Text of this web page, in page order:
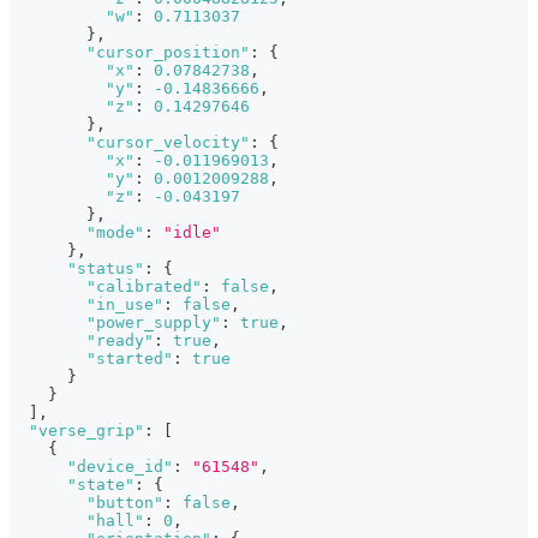
"w" :
0.7113037
} ,
"cursor_position" :
{
"x" : 0.07842738 ,
"y" : -0.14836666 ,
"z" :
0.14297646
} ,
"cursor_velocity" :
{
"x" : -0.011969013 ,
"y" : 0.0012009288 ,
"z" :
-0.043197
} ,
"mode" :
"idle"
} ,
"status" :
{
"calibrated" : false ,
"in_use" : false ,
"power_supply" : true ,
"ready" : true ,
"started" :
true
}
}
] ,
"verse_grip" :
[
{
"device_id" : "61548" ,
"state" :
{
"button" : false ,
"hall" : 0 ,